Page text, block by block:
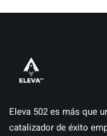
Eleva 502 es más que
catalizador de éxito